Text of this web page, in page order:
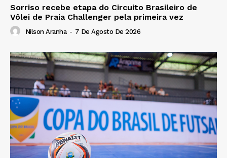
Sorriso recebe etapa do Circuito Brasileiro de
Vôlei de Praia Challenger pela primeira vez
Nilson Aranha - 7 De Agosto De 2026